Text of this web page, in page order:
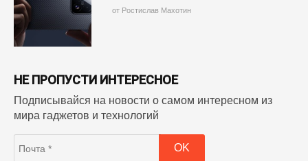
от Ростислав Махотин
НЕ ПРОПУСТИ ИНТЕРЕСНОЕ
Подписывайся на новости о самом интересном из
мира гаджетов и технологий